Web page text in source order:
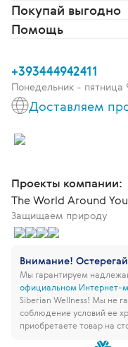
Покупай выгодно
Помощь
+393444942411
Понедельник - пятница
Доставляем
Проекты компании:
The World Around You
Защищаем природу
Внимание!
Мы гарантируем
официальном Интернет-
Siberian Wellness! Мы не
соблюдение условий ее
приобретаете товар на